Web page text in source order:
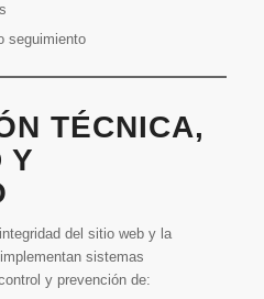
seguimiento
TÉCNICA,
Y
del sitio web y la
sistemas
y prevención de: